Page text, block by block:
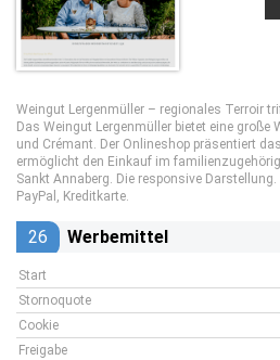
Weingut Lergenmüller – regionales Terroir
Das Weingut Lergenmüller bietet eine große
und Crémant. Der Onlineshop präsentiert
ermöglicht den Einkauf im
Sankt Annaberg. Die responsive
PayPal, Kreditkarte.
26 Werbemittel
Start
Stornoquote
Cookie
Freigabe